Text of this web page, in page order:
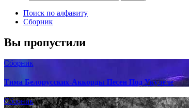
Поиск по алфавиту
Сборник
Вы пропустили
Сборник
Тима Белорусских-Аккорды Песен Под Укулеле
Сборник